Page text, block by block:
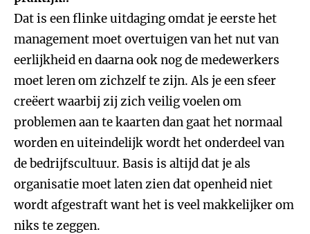
Dat is een flinke uitdaging omdat je eerste het
management moet overtuigen van het nut van
eerlijkheid en daarna ook nog de medewerkers
moet leren om zichzelf te zijn. Als je een sfeer
creëert waarbij zij zich veilig voelen om
problemen aan te kaarten dan gaat het normaal
worden en uiteindelijk wordt het onderdeel van
de bedrijfscultuur. Basis is altijd dat je als
organisatie moet laten zien dat openheid niet
wordt afgestraft want het is veel makkelijker om
niks te zeggen.